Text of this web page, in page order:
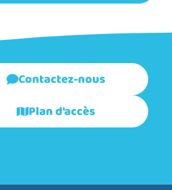
Contactez-nous
Plan d'accès